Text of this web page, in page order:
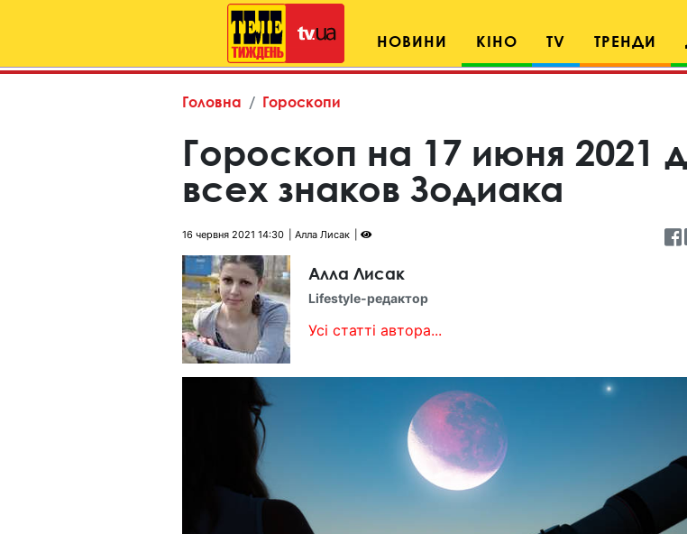
НОВИНИ КІНО TV ТРЕНДИ
Головна Гороскопи
Гороскоп на 17 июня 2021
всех знаков Зодиака
16 червня 2021 14:30 Алла Лисак
Алла Лисак
Lifestyle-редактор
Усі статті автора...